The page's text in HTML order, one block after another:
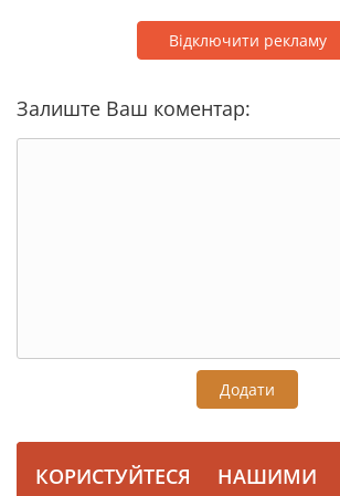
Відключити рекламу
Залиште Ваш коментар:
Додати
КОРИСТУЙТЕСЯ НАШИМИ